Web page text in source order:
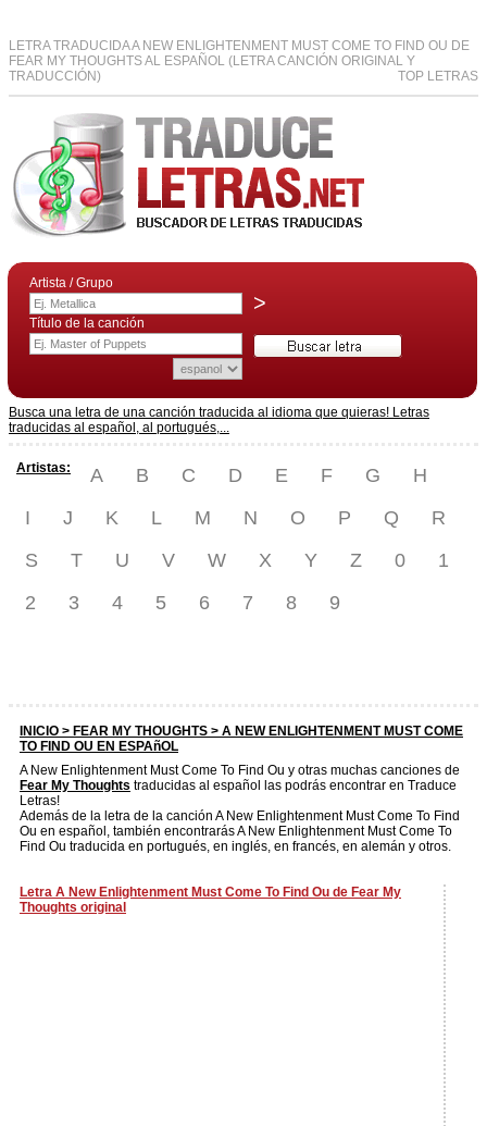
LETRA TRADUCIDA A NEW ENLIGHTENMENT MUST COME TO FIND OU DE
FEAR MY THOUGHTS AL ESPAÑOL (LETRA CANCIÓN ORIGINAL Y
TRADUCCIÓN)
TOP LETRAS
Artista / Grupo
>
Título de la canción
Busca una letra de una canción traducida al idioma que quieras! Letras
traducidas al español, al portugués,...
Artistas: A B C D E F G
H
I
J K L M N O P Q
R
S
T U V W X Y Z 0
1
2
3 4 5 6 7 8 9
INICIO > FEAR MY THOUGHTS > A NEW ENLIGHTENMENT MUST COME
TO FIND OU EN ESPAñOL
A New Enlightenment Must Come To Find Ou y otras muchas canciones de
Fear My Thoughts traducidas al español las podrás encontrar en Traduce
Letras!
Además de la letra de la canción A New Enlightenment Must Come To Find
Ou en español, también encontrarás A New Enlightenment Must Come To
Find Ou traducida en portugués, en inglés, en francés, en alemán y otros.
Letra A New Enlightenment Must Come To Find Ou de Fear My
Thoughts original